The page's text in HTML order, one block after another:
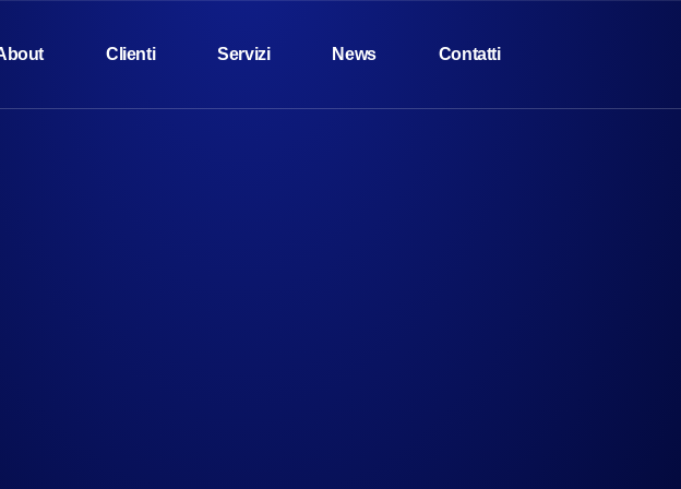
Clienti Servizi News Contatti